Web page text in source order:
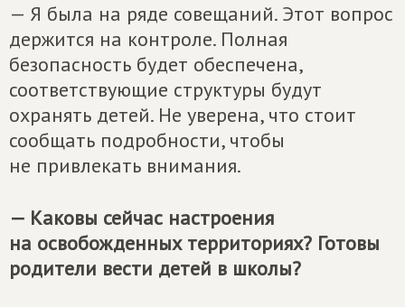
— Я была на ряде совещаний. Этот вопрос
держится на контроле. Полная
безопасность будет обеспечена,
соответствующие структуры будут
охранять детей. Не уверена, что стоит
сообщать подробности, чтобы
не привлекать внимания.
— Каковы сейчас настроения
на освобожденных территориях? Готовы
родители вести детей в школы?